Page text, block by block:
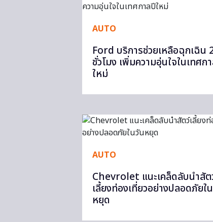
AUTO
Ford บริการช่วยเหลือฉุกเฉิน
ชั่วโมง เพิ่มความอุ่นใจในเทศก
ใหม่
AUTO
Chevrolet แนะเคล็ดลับนำสั
เลี้ยงท่องเที่ยวอย่างปลอดภัยใ
หยุด